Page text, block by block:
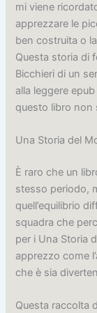
mi viene
apprezzare le
ben costruita o
Questa storia di
Bicchieri di un
alla leggere
questo libro non
Una Storia del
È raro che un
stesso periodo,
quell’equilibrio
squadra che
per i Una Storia
apprezzo come
che è sia
Questa raccolta